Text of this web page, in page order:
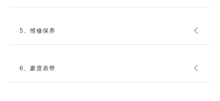
5、维修保养
6、豪度表带